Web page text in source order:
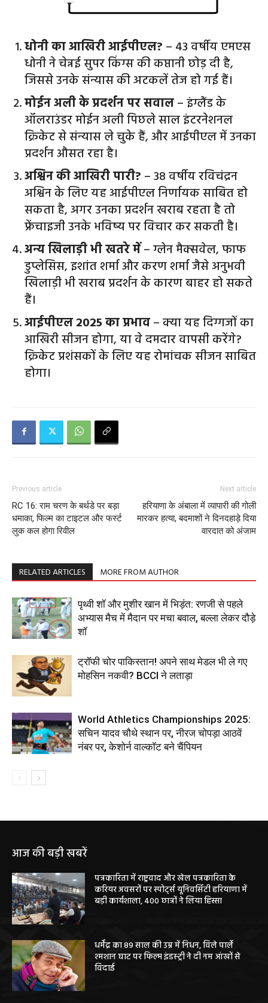
धोनी का आखिरी आईपीएल? – 43 वर्षीय एमएस
धोनी ने चेन्नई सुपर किंग्स की कप्तानी छोड़ दी है,
जिससे उनके संन्यास की अटकलें तेज हो गई हैं।
मोईन अली के प्रदर्शन पर सवाल– इंग्लैंड के
ऑलराउंडर मोईन अली पिछले साल इंटरनेशनल
क्रिकेट से संन्यास ले चुके हैं, और आईपीएल में उनका
प्रदर्शन औसत रहा है।
अश्विन की आखिरी पारी? – 38 वर्षीय रविचंद्रन
अश्विन के लिए यह आईपीएल निर्णायक साबित हो
सकता है, अगर उनका प्रदर्शन खराब रहता है तो
फ्रेंचाइजी उनके भविष्य पर विचार कर सकती है।
अन्य खिलाड़ी भी खतरे में– ग्लेन मैक्सवेल, फाफ
डुप्लेसिस, इशांत शर्मा और करण शर्मा जैसे अनुभवी
खिलाड़ी भी खराब प्रदर्शन के कारण बाहर हो सकते
हैं।
आईपीएल 2025 का प्रभाव– क्या यह दिग्गजों का
आखिरी सीजन होगा, या वे दमदार वापसी करेंगे?
क्रिकेट प्रशंसकों के लिए यह रोमांचक सीजन साबित
होगा।
Previous article
RC 16: राम चरण के बर्थडे पर बड़ा
धमाका, फिल्म का टाइटल और फर्स्ट
लुक कल होगा रिवील
Next article
हरियाणा के अंबाला में व्यापारी की गोली
मारकर हत्या, बदमाशों ने दिनदहाड़े दिया
वारदात को अंजाम
RELATED ARTICLES MORE FROM AUTHOR
पृथ्वी शॉ और मुशीर खान में भिड़ंत: रणजी से पहले
अभ्यास मैच में मैदान पर मचा बवाल, बल्ला लेकर दौड़े
शॉ
ट्रॉफी चोर पाकिस्तान! अपने साथ मेडल भी ले गए
मोहसिन नकवी? BCCI ने लताड़ा
World Athletics Championships 2025:
सचिन यादव चौथे स्थान पर, नीरज चोपड़ा आठवें
नंबर पर, केशोर्न वाल्कॉट बने चैंपियन
आज की बड़ी खबरें
पत्रकारिता में राष्ट्रवाद और खेल पत्रकारिता के
करियर अवसरों पर स्पोर्ट्स यूनिवर्सिटी हरियाणा में
बड़ी कार्यशाला, 400 छात्रों ने लिया हिस्सा
धर्मेंद्र का 89 साल की उम्र में निधन, विले पार्ले
श्मशान घाट पर फिल्म इंडस्ट्री ने दी नम आंखों से
विदाई